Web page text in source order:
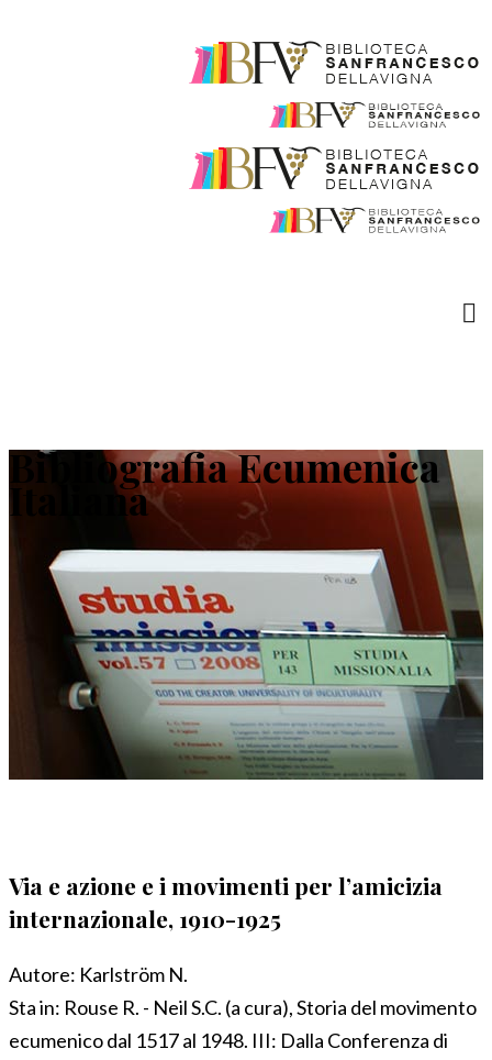
Bibliografia Ecumenica
Italiana
Via e azione e i movimenti per l’amicizia
internazionale, 1910-1925
Autore: Karlström N.
Sta in: Rouse R. - Neil S.C. (a cura), Storia del movimento
ecumenico dal 1517 al 1948. III: Dalla Conferenza di